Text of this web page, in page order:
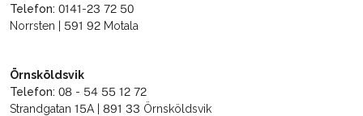
Telefon: 0141-23 72 50
Norrsten | 591 92 Motala
Örnsköldsvik
Telefon: 08 - 54 55 12 72
Strandgatan 15A | 891 33 Örnsköldsvik